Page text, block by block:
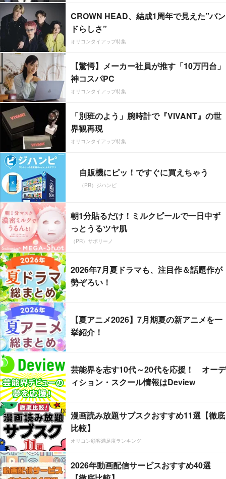
CROWN HEAD、結成1周年で見えた”バン
ドらしさ”
オリコンタイアップ特集
【驚愕】メーカー社員が推す「10万円台」
神コスパPC
オリコンタイアップ特集
「別班のよう」腕時計で『VIVANT』の世
界観再現
オリコンタイアップ特集
自販機にピッ！ですぐに買えちゃう
（PR）ジハンピ
朝1分貼るだけ！ミルクピールで一日中ず
っとうるツヤ肌
（PR）サボリーノ
2026年7月夏ドラマも、注目作＆話題作が
勢ぞろい！
【夏アニメ2026】7月期夏の新アニメを一
挙紹介！
芸能界を志す10代～20代を応援！ オーデ
ィション・スクール情報はDeview
漫画読み放題サブスクおすすめ11選【徹底
比較】
オリコン顧客満足度ランキング
2026年動画配信サービスおすすめ40選